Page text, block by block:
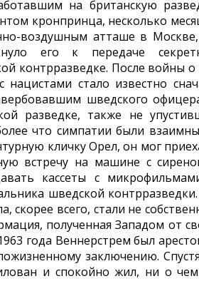
на британскую
кронпринца, несколько
воздушным атташе в
его к передаче
контрразведке. После войны о
нацистами стало известно
шведского
разведке, также не
что симпатии были
кличку Орел, он мог
встречу на машине с
кассеты с
шведской
скорее всего, стали не
полученная Западом от
года Веннерстрем был
заключению.
и спокойно жил, ни о